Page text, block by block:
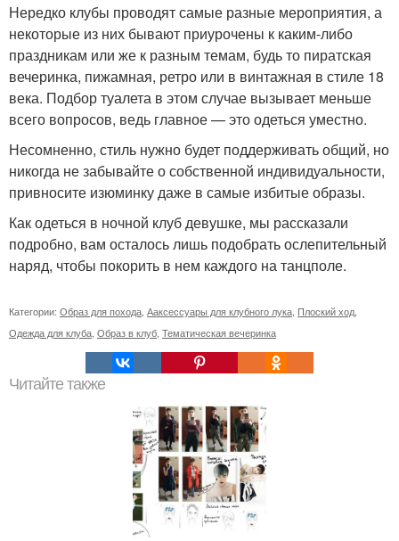
Нередко клубы проводят самые разные мероприятия, а
некоторые из них бывают приурочены к каким-либо
праздникам или же к разным темам, будь то пиратская
вечеринка, пижамная, ретро или в винтажная в стиле 18
века. Подбор туалета в этом случае вызывает меньше
всего вопросов, ведь главное — это одеться уместно.
Несомненно, стиль нужно будет поддерживать общий, но
никогда не забывайте о собственной индивидуальности,
привносите изюминку даже в самые избитые образы.
Как одеться в ночной клуб девушке, мы рассказали
подробно, вам осталось лишь подобрать ослепительный
наряд, чтобы покорить в нем каждого на танцполе.
Категории: Образ для похода Ааксессуары для клубного лука Плоский ход
Одежда для клуба Образ в клуб Тематическая вечеринка
Читайте также